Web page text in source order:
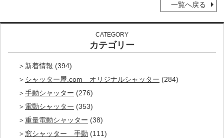
一覧へ戻る
CATEGORY
カテゴリー
新着情報 (394)
シャッター屋.com オリジナルシャッター (284)
手動シャッター (276)
電動シャッター (353)
重量電動シャッター (38)
窓シャッター 手動 (111)